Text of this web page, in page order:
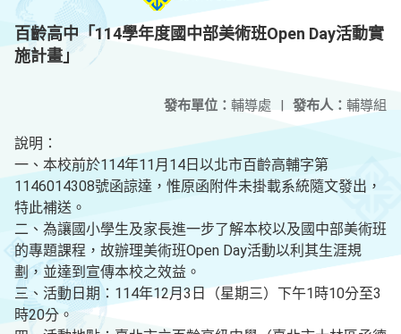
百齡高中「114學年度國中部美術班Open Day活動實
施計畫」
發布人： 輔導組
發布單位： 輔導處 |
說明：
一、本校前於114年11月14日以北市百齡高輔字第
1146014308號函諒達，惟原函附件未掛載系統隨文發出，
特此補送。
二、為讓國小學生及家長進一步了解本校以及國中部美術班
的專題課程，故辦理美術班Open Day活動以利其生涯規
劃，並達到宣傳本校之效益。
三、活動日期：114年12月3日（星期三）下午1時10分至3
時20分。